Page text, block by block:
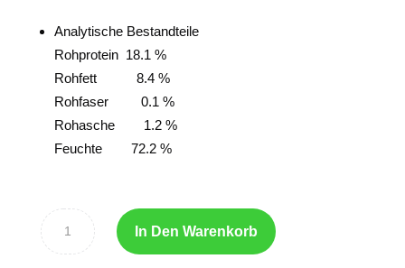
Analytische Bestandteile
Rohprotein 18.1 %
Rohfett 8.4 %
Rohfaser 0.1 %
Rohasche 1.2 %
Feuchte 72.2 %
In Den Warenkorb